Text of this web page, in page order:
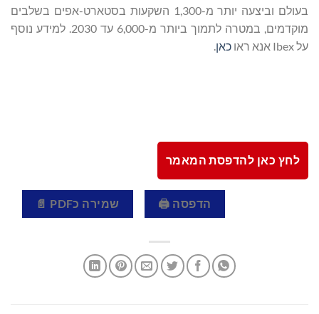
בעולם וביצעה יותר מ-1,300 השקעות בסטארט-אפים בשלבים
מוקדמים, במטרה לתמוך ביותר מ-6,000 עד 2030. למידע נוסף
על Ibex אנא ראו
כאן
לחץ כאן להדפסת המאמר
הדפסה 🖨 שמירה כPDF 📄